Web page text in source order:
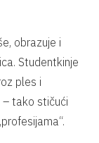
obrazuje i
Studentkinje
ples i
– tako stičući